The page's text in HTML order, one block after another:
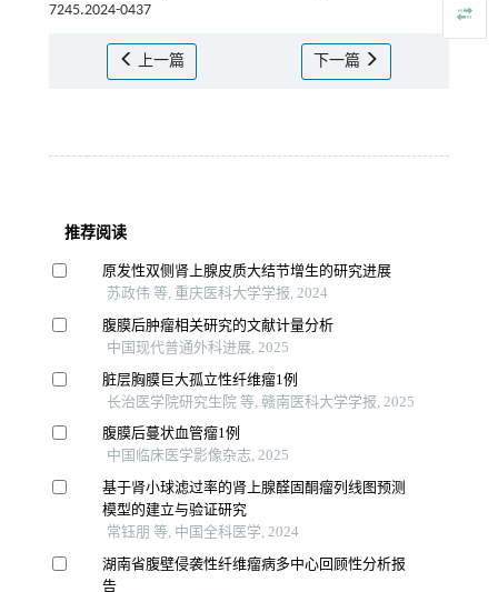
7245.2024-0437
上一篇 下一篇